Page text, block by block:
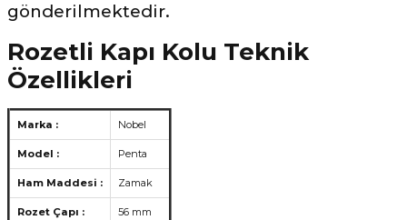
gönderilmektedir.
Rozetli Kapı Kolu Teknik
Özellikleri
Marka : Nobel
Model : Penta
Ham Maddesi : Zamak
Rozet Çapı : 56 mm